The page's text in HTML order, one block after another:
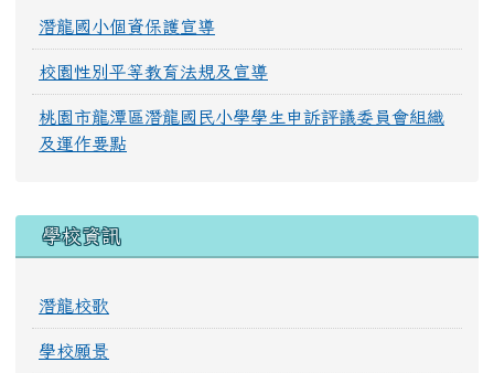
潛龍國小個資保護宣導
校園性別平等教育法規及宣導
桃園市龍潭區潛龍國民小學學生申訴評議委員會組織
及運作要點
學校資訊
潛龍校歌
學校願景